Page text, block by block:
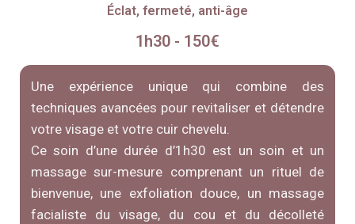
Éclat, fermeté, anti-âge
1h30 - 150€
Une expérience unique qui combine des
techniques avancées pour revitaliser et détendre
votre visage et votre cuir chevelu.
Ce soin d’une durée d’1h30 est un soin et un
massage sur-mesure comprenant un rituel de
bienvenue, une exfoliation douce, un massage
facialiste du visage, du cou et du décolleté